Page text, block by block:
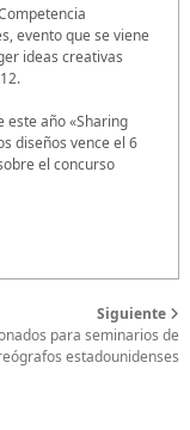
evento que se viene
ideas creativas
este año «Sharing
diseños vence el 6
el concurso
Siguiente
para seminarios de
estadounidenses